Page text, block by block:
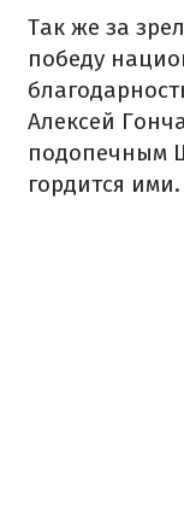
Так же за
победу
Алексей
подопечным
гордится ими.